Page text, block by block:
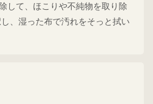
して、ほこりや不純物を取り除
、湿った布で汚れをそっと拭い